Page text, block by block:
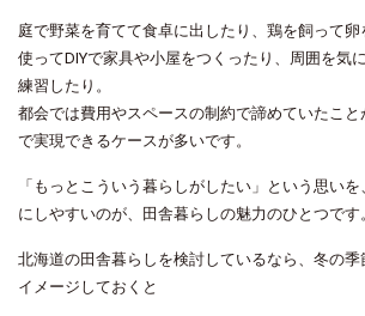
庭で野菜を育てて食卓に出したり、鶏を飼って
使ってDIYで家具や小屋をつくったり、周囲を気
練習したり。
都会では費用やスペースの制約で諦めていたこ
で実現できるケースが多いです。
「もっとこういう暮らしがしたい」という思い
にしやすいのが、田舎暮らしの魅力のひとつです
北海道の田舎暮らしを検討しているなら、冬の
イメージしておくと